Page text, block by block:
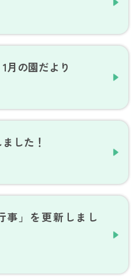
月の園だより
した！
事」を更新しまし